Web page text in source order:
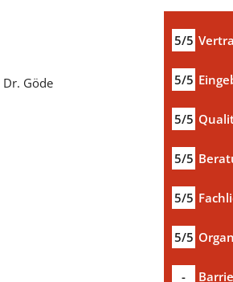
5/5
5/5
5/5
5/5
5/5
5/5
-
Göde